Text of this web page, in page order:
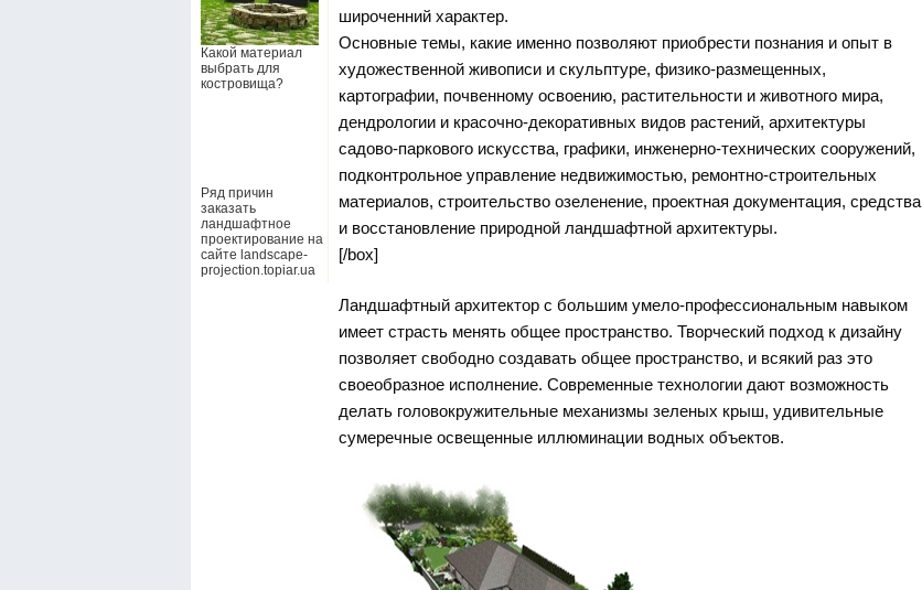
Какой материал
выбрать для
костровища?
Ряд причин
заказать
ландшафтное
проектирование на
сайте landscape-
projection.topiar.ua
широченний характер.
Основные темы, какие именно позволяют приобрести познания и опыт в
художественной живописи и скульптуре, физико-размещенных,
картографии, почвенному освоению, растительности и животного мира,
дендрологии и красочно-декоративных видов растений, архитектуры
садово-паркового искусства, графики, инженерно-технических сооружений,
подконтрольное управление недвижимостью, ремонтно-строительных
материалов, строительство озеленение, проектная документация, средства
и восстановление природной ландшафтной архитектуры.
[/box]
Ландшафтный архитектор с большим умело-профессиональным навыком
имеет страсть менять общее пространство. Творческий подход к дизайну
позволяет свободно создавать общее пространство, и всякий раз это
своеобразное исполнение. Современные технологии дают возможность
делать головокружительные механизмы зеленых крыш, удивительные
сумеречные освещенные иллюминации водных объектов.